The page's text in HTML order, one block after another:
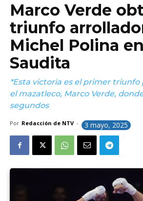
Marco Verde
triunfo
Michel Polina
Saudita
*Esta victoria es el primer triunfo
el mazatleco, Marco Verde,
segundos
Por Redacción de NTV - 3 mayo, 2025